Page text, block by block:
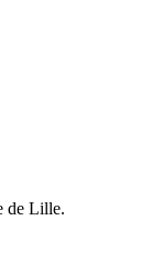
de Lille.